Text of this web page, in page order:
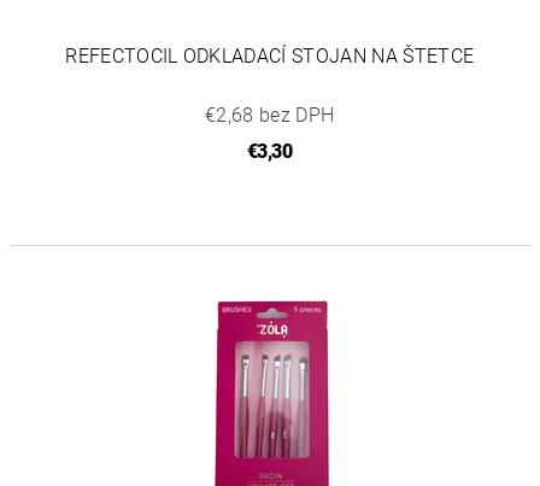
REFECTOCIL ODKLADACÍ STOJAN NA ŠTETCE
€2,68 bez DPH
€3,30